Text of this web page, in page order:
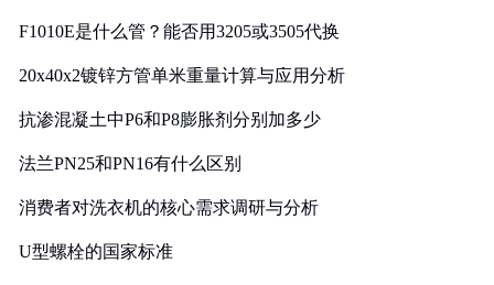
F1010E是什么管？能否用3205或3505代换
20x40x2镀锌方管单米重量计算与应用分析
抗渗混凝土中P6和P8膨胀剂分别加多少
法兰PN25和PN16有什么区别
消费者对洗衣机的核心需求调研与分析
U型螺栓的国家标准